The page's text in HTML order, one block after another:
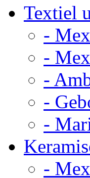
Textiel
-
-
-
-
-
-